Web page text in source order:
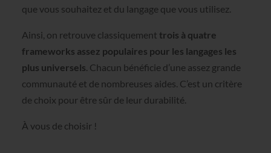
que vous souhaitez et du langage que vous utilisez.
Ainsi, on retrouve classiquement trois à quatre
frameworks assez populaires pour les langages les
plus universels . Chacun bénéficie d’une assez grande
communauté et de nombreuses aides. C’est un critère
de choix pour être sûr de leur durabilité.
À vous de choisir !